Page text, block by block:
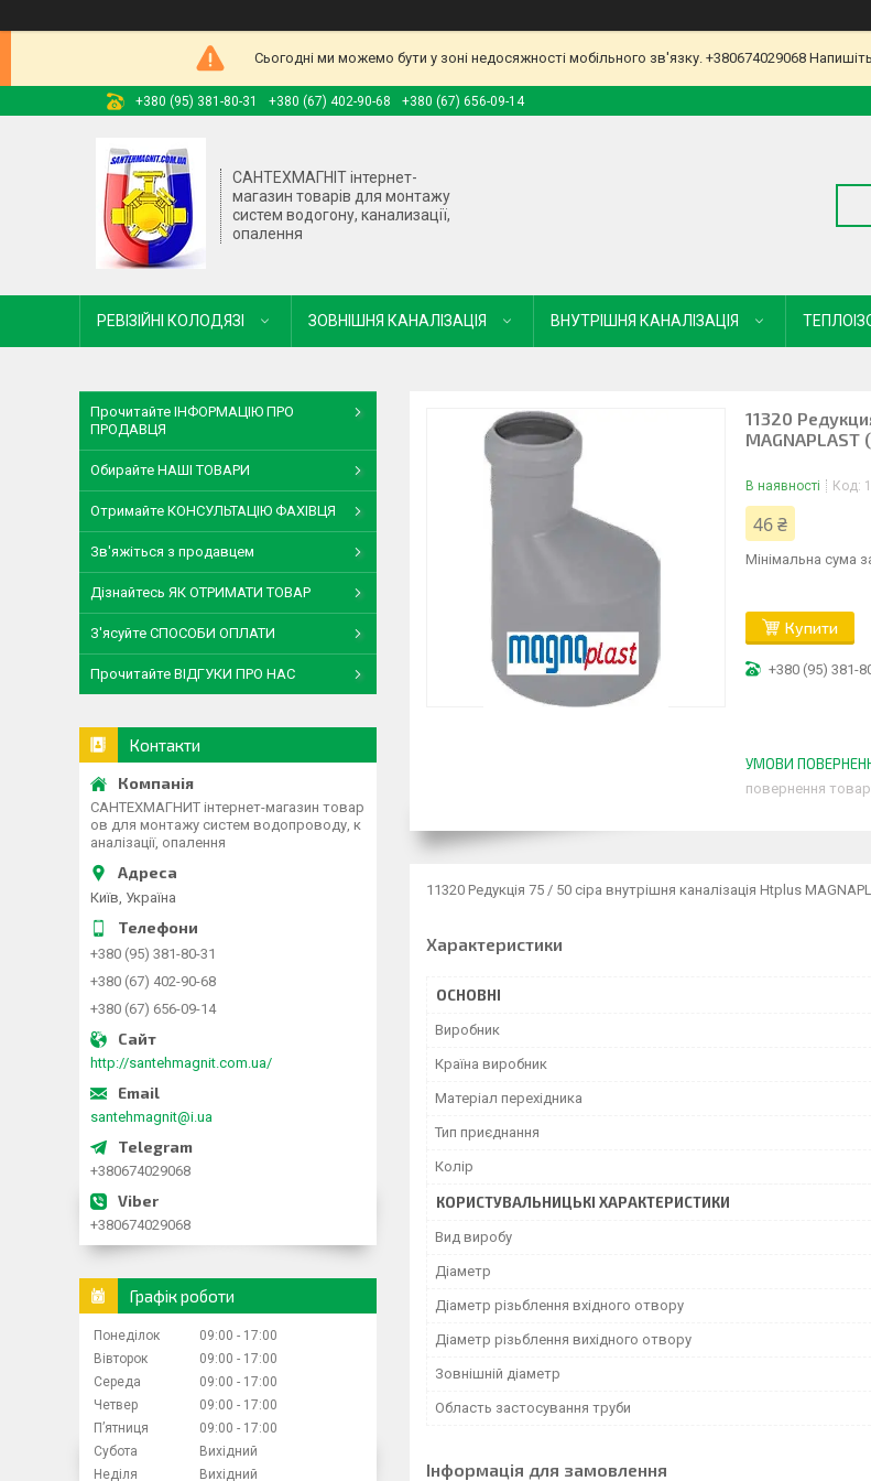
Сьогодні ми можемо бути у зоні недосяжності мобільного зв'язку. +380674029068
+380 (95) 381-80-31 +380 (67) 402-90-68 +380 (67) 656-09-14
САНТЕХМАГНІТ інтернет-
магазин товарів для монтажу
систем водогону, канализації,
опалення
РЕВІЗІЙНІ КОЛОДЯЗІ ЗОВНІШНЯ КАНАЛІЗАЦІЯ ВНУТРІШНЯ КАНАЛІЗАЦІЯ
11320
В наявності Код:
46 ₴
Мінімальна сума
Купити
+380 (95) 381-
повернення
11320 Редукція 75 / 50 сіра внутрішня каналізація Htplus
Характеристики
ОСНОВНІ
Виробник
Країна виробник
Матеріал перехідника
Тип приєднання
Колір
КОРИСТУВАЛЬНИЦЬКІ ХАРАКТЕРИСТИКИ
Вид виробу
Діаметр
Діаметр різьблення вхідного отвору
Діаметр різьблення вихідного отвору
Зовнішній діаметр
Область застосування труби
Інформація для замовлення
Прочитайте ІНФОРМАЦІЮ ПРО
ПРОДАВЦЯ
Обирайте НАШІ ТОВАРИ
Отримайте КОНСУЛЬТАЦІЮ ФАХІВЦЯ
Зв'яжіться з продавцем
Дізнайтесь ЯК ОТРИМАТИ ТОВАР
З'ясуйте СПОСОБИ ОПЛАТИ
Прочитайте ВІДГУКИ ПРО НАС
Контакти
САНТЕХМАГНИТ інтернет-магазин товар
ов для монтажу систем водопроводу, к
аналізації, опалення
Київ, Україна
+380 (95) 381-80-31
+380 (67) 402-90-68
+380 (67) 656-09-14
http://santehmagnit.com.ua/
santehmagnit@i.ua
+380674029068
+380674029068
Графік роботи
Понеділок 09:00
17:00
Вівторок
09:00
17:00
Середа
09:00
17:00
Четвер
09:00
17:00
Пʼятниця
09:00
17:00
Субота
Вихідний
Неділя
Вихідний